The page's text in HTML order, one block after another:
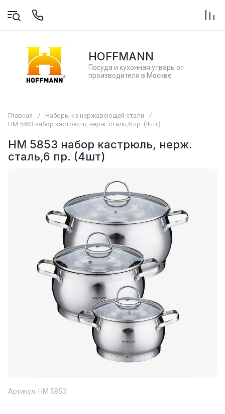
HOFFMANN
Посуда и кухонная утварь от
производителя в Москве
Главная / Наборы из нержавеющей стали
/
НМ 5853 набор кастрюль, нерж. сталь,6 пр. (4шт)
НМ 5853 набор кастрюль, нерж.
сталь,6 пр. (4шт)
Артикул: НМ 5853